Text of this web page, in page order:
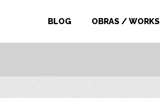
BLOG OBRAS / WORKS